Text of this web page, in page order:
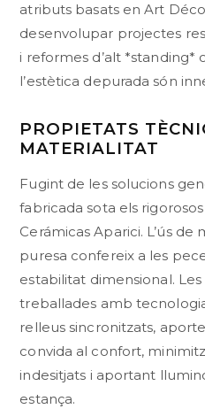
atributs basats en Art
desenvolupar projectes
i reformes d’alt *standing*
l’estètica depurada són
PROPIETATS
MATERIALITAT
Fugint de les solucions
fabricada sota els
Cerámicas Aparici. L’ús de
puresa confereix a les
estabilitat dimensional.
treballades amb
relleus sincronitzats,
convida al confort,
indesitjats i aportant
estança.